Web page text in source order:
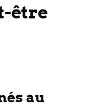
être
au